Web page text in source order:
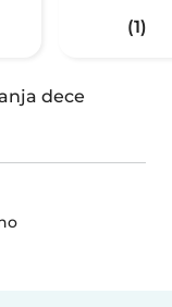
(1)
dece